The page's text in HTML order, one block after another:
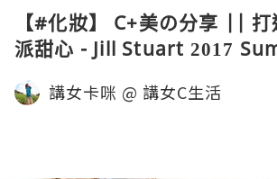
【#化妝】 C+美の分享 ||
派甜心 - Jill Stuart 2017
Collection
講女卡咪 @ 講女C生活